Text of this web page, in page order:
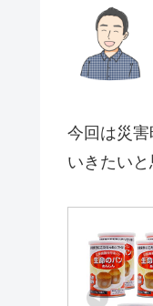
今回は災
いきたいと